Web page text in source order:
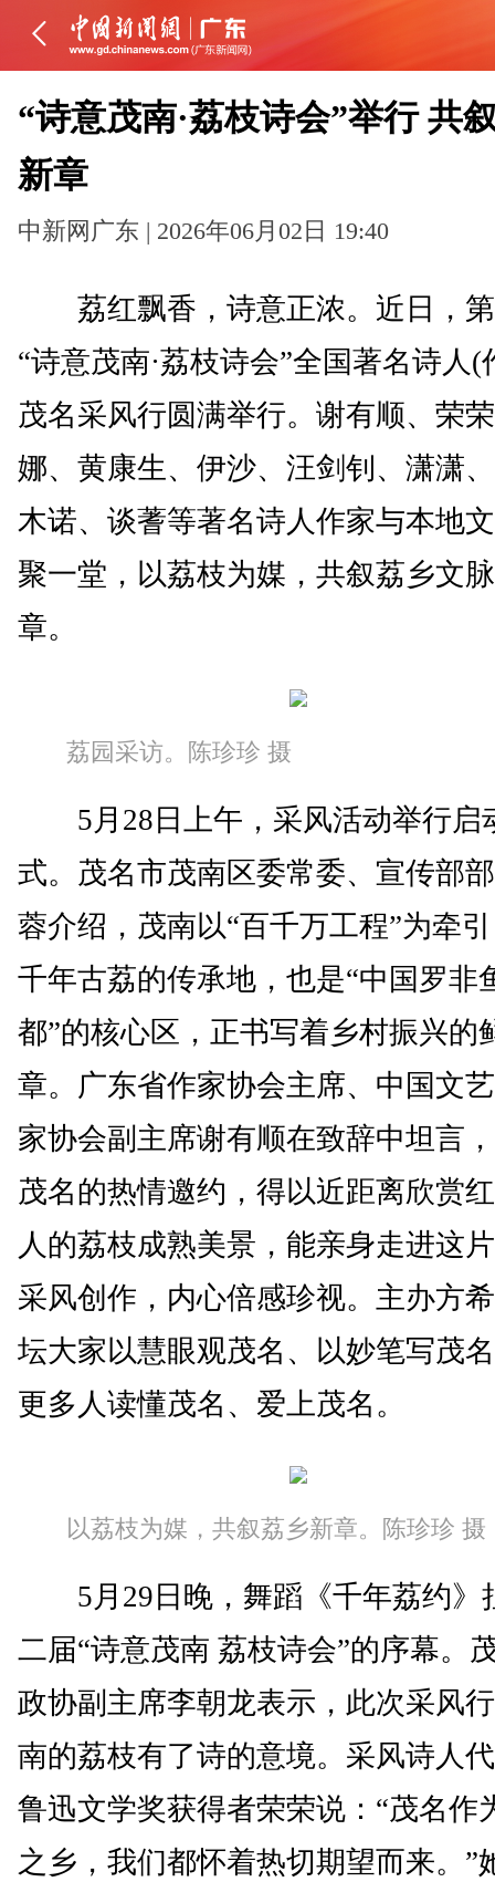
“诗意茂南·荔枝诗会”举行 共
新章
中新网广东 | 2026年06月02日 19:40
荔红飘香，诗意正浓。近日，
“诗意茂南·荔枝诗会”全国著名诗人(
茂名采风行圆满举行。谢有顺、荣
娜、黄康生、伊沙、汪剑钊、潇潇
木诺、谈蓍等著名诗人作家与本地
聚一堂，以荔枝为媒，共叙荔乡文
章。
荔园采访。陈珍珍 摄
5月28日上午，采风活动举行启
式。茂名市茂南区委常委、宣传部
蓉介绍，茂南以“百千万工程”为牵
千年古荔的传承地，也是“中国罗非
都”的核心区，正书写着乡村振兴的
章。广东省作家协会主席、中国文
家协会副主席谢有顺在致辞中坦言
茂名的热情邀约，得以近距离欣赏
人的荔枝成熟美景，能亲身走进这
采风创作，内心倍感珍视。主办方
坛大家以慧眼观茂名、以妙笔写茂
更多人读懂茂名、爱上茂名。
以荔枝为媒，共叙荔乡新章。陈珍珍 摄
5月29日晚，舞蹈《千年荔约》
二届“诗意茂南 荔枝诗会”的序幕。
政协副主席李朝龙表示，此次采风
南的荔枝有了诗的意境。采风诗人
鲁迅文学奖获得者荣荣说：“茂名作
之乡，我们都怀着热切期望而来。”